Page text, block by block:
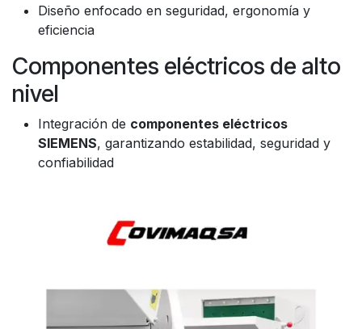
Diseño enfocado en seguridad, ergonomía y
eficiencia
Componentes eléctricos de alto
nivel
Integración de componentes eléctricos
SIEMENS, garantizando estabilidad, seguridad y
confiabilidad